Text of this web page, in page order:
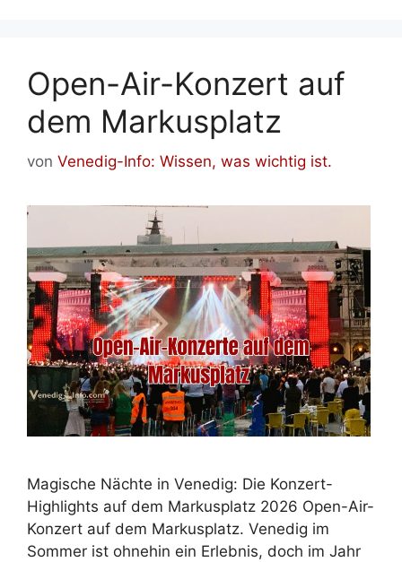
Open-Air-Konzert auf
dem Markusplatz
von Venedig-Info: Wissen, was wichtig ist.
Magische Nächte in Venedig: Die Konzert-
Highlights auf dem Markusplatz 2026 Open-Air-
Konzert auf dem Markusplatz. Venedig im
Sommer ist ohnehin ein Erlebnis, doch im Jahr